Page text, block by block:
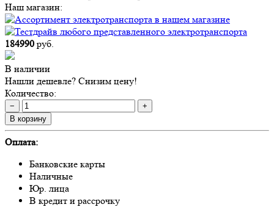
Наш магазин:
184990 руб.
В наличии
Нашли дешевле? Снизим цену!
Количество:
−
+
В корзину
Оплата:
Банковские карты
Наличные
Юр. лица
В кредит и рассрочку